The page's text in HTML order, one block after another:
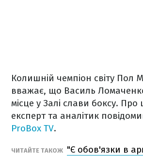
Колишній чемпіон світу Пол
вважає, що Василь
місце у Залі слави боксу. Про
експерт та аналітик
ProBox TV.
ЧИТАЙТЕ ТАКОЖ "Є обов'язки в